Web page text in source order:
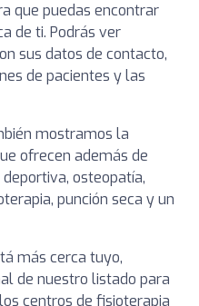
que puedas encontrar
de ti. Podrás ver
sus datos de contacto,
de pacientes y las
mostramos la
ofrecen además de
osteopatía,
punción seca y un
más cerca tuyo,
de nuestro listado para
centros de fisioterapia